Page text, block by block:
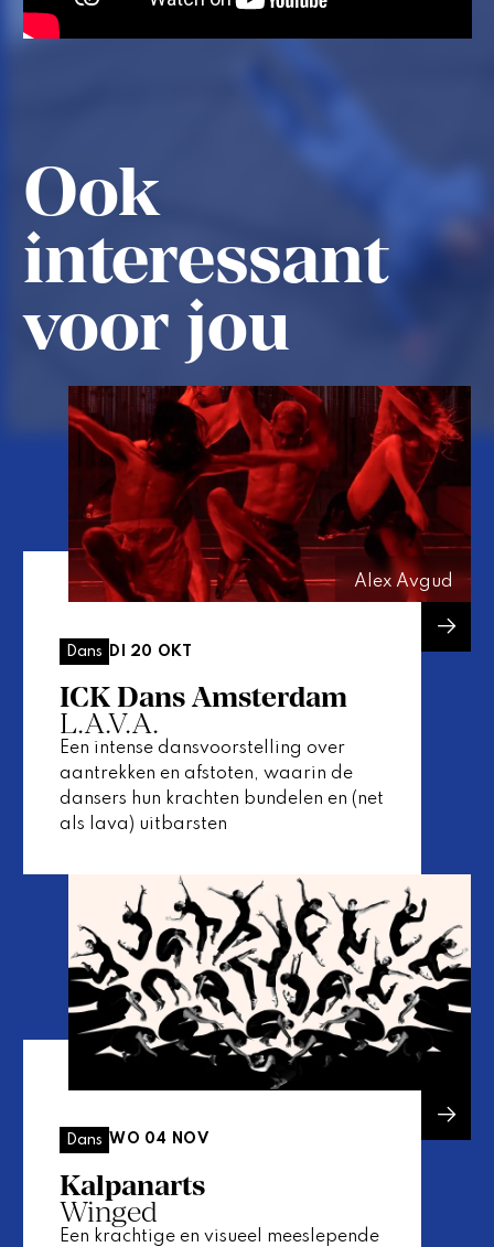
Ook
interessant
voor jou
Dans DI 20 OKT
ICK Dans Amsterdam
L.A.V.A.
Een intense dansvoorstelling over
aantrekken en afstoten, waarin de
dansers hun krachten bundelen en (net
als lava) uitbarsten
Alex Avgud
Dans WO 04 NOV
Kalpanarts
Winged
Een krachtige en visueel meeslepende